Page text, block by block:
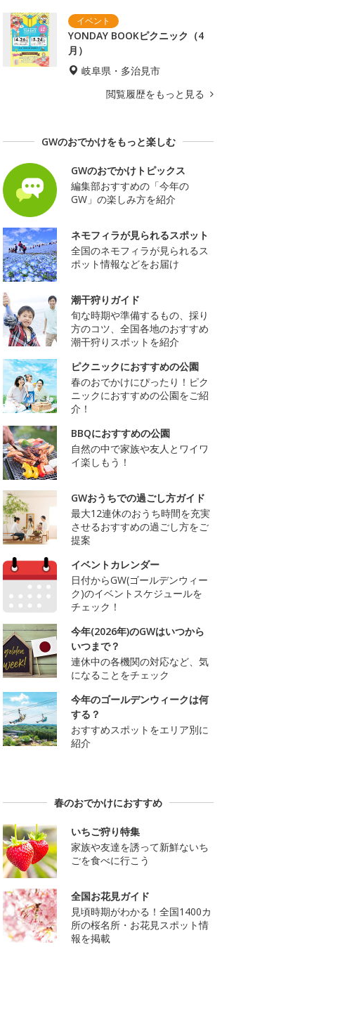
YONDAY BOOKピクニック（4
月）
岐阜県・多治見市
閲覧履歴をもっと見る
GWのおでかけをもっと楽しむ
GWのおでかけトピックス
編集部おすすめの「今年の
GW」の楽しみ方を紹介
ネモフィラが見られるスポット
全国のネモフィラが見られるス
ポット情報などをお届け
潮干狩りガイド
旬な時期や準備するもの、採り
方のコツ、全国各地のおすすめ
潮干狩りスポットを紹介
ピクニックにおすすめの公園
春のおでかけにぴったり！ピク
ニックにおすすめの公園をご紹
介！
BBQにおすすめの公園
自然の中で家族や友人とワイワ
イ楽しもう！
GWおうちでの過ごし方ガイド
最大12連休のおうち時間を充実
させるおすすめの過ごし方をご
提案
イベントカレンダー
日付からGW(ゴールデンウィー
ク)のイベントスケジュールを
チェック！
今年(2026年)のGWはいつから
いつまで？
連休中の各機関の対応など、気
になることをチェック
今年のゴールデンウィークは何
する？
おすすめスポットをエリア別に
紹介
春のおでかけにおすすめ
いちご狩り特集
家族や友達を誘って新鮮ないち
ごを食べに行こう
全国お花見ガイド
見頃時期がわかる！全国1400カ
所の桜名所・お花見スポット情
報を掲載